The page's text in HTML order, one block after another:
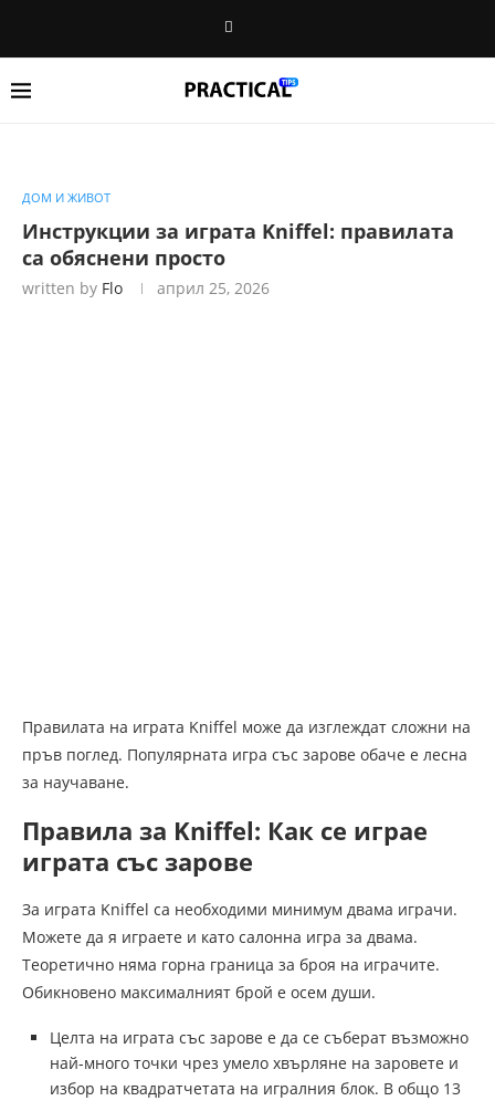
ДОМ И ЖИВОТ
Инструкции за играта Kniffel: правилата
са обяснени просто
written by Flo април 25, 2026
Правилата на играта Kniffel може да изглеждат сложни на
пръв поглед. Популярната игра със зарове обаче е лесна
за научаване.
Правила за Kniffel: Как се играе
играта със зарове
За играта Kniffel са необходими минимум двама играчи.
Можете да я играете и като салонна игра за двама.
Теоретично няма горна граница за броя на играчите.
Обикновено максималният брой е осем души.
Целта на играта със зарове е да се съберат възможно
най-много точки чрез умело хвърляне на заровете и
избор на квадратчетата на игралния блок. В общо 13